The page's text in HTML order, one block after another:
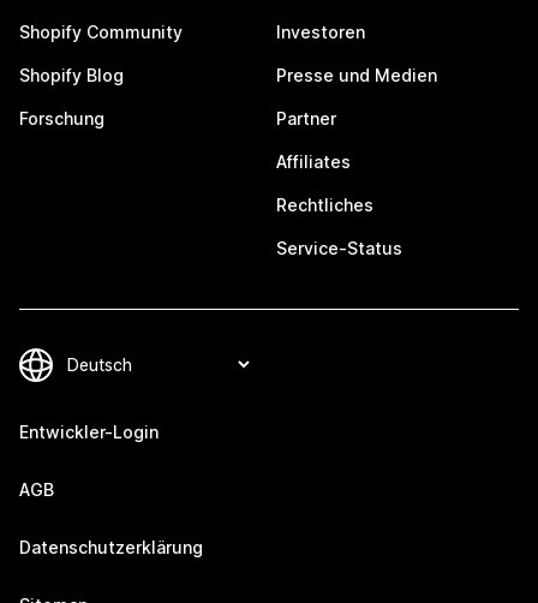
Shopify Community
Shopify Blog
Forschung
Investoren
Presse und Medien
Partner
Affiliates
Rechtliches
Service-Status
Entwickler-Login
AGB
Datenschutzerklärung